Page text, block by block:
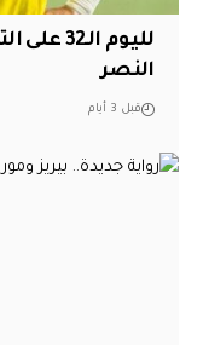
لليوم
النصر
قبل 3 أيام